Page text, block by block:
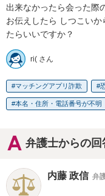
出来なかったら会った際
お伝えしたら しつこい
たらいいですか？
ri( さん
マッチングアプリ詐欺
本名・住所・電話番号が不明
弁護士からの
内藤 政信 弁